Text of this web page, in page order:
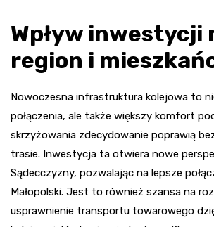
Wpływ inwestycji
region i
Nowoczesna infrastruktura kolejowa to
połączenia, ale także większy komfort
skrzyżowania zdecydowanie poprawią
trasie. Inwestycja ta otwiera nowe
Sądecczyzny, pozwalając na lepsze
Małopolski. Jest to również szansa na
usprawnienie transportu towarowego